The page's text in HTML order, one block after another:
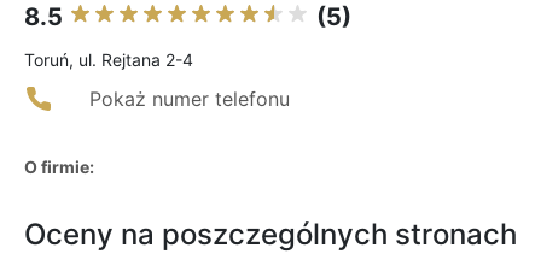
8.5 (5)
Toruń, ul. Rejtana 2-4
Pokaż numer telefonu
O firmie:
Oceny na poszczególnych stronach